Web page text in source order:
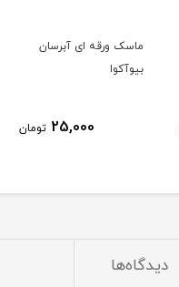
فوم شستشوی صورت ضد
آکنه سادور
238,000 تومان
دیدگاه‌ها